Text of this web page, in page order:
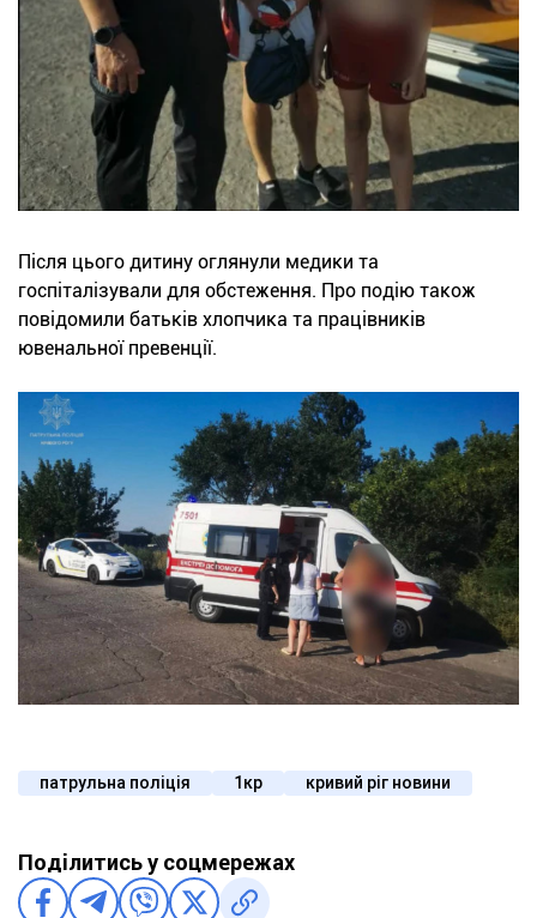
Після цього дитину оглянули медики та
госпіталізували для обстеження. Про подію також
повідомили батьків хлопчика та працівників
ювенальної превенції.
патрульна поліція 1кр кривий ріг новини
Поділитись у соцмережах